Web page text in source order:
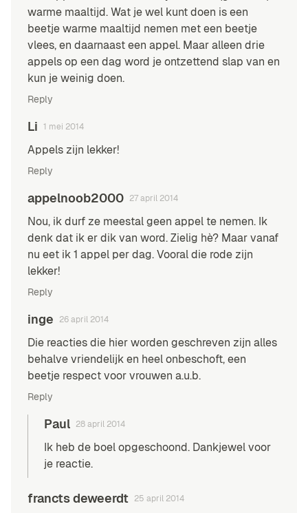
warme maaltijd. Wat je wel kunt doen is een
beetje warme maaltijd nemen met een beetje
vlees, en daarnaast een appel. Maar alleen drie
appels op een dag word je ontzettend slap van en
kun je weinig doen.
Reply
Li 1 mei 2014
Appels zijn lekker!
Reply
appelnoob2000 27 april 2014
Nou, ik durf ze meestal geen appel te nemen. Ik
denk dat ik er dik van word. Zielig hè? Maar vanaf
nu eet ik 1 appel per dag. Vooral die rode zijn
lekker!
Reply
inge 26 april 2014
Die reacties die hier worden geschreven zijn alles
behalve vriendelijk en heel onbeschoft, een
beetje respect voor vrouwen a.u.b.
Reply
Paul 28 april 2014
Ik heb de boel opgeschoond. Dankjewel voor
je reactie.
francts deweerdt 25 april 2014